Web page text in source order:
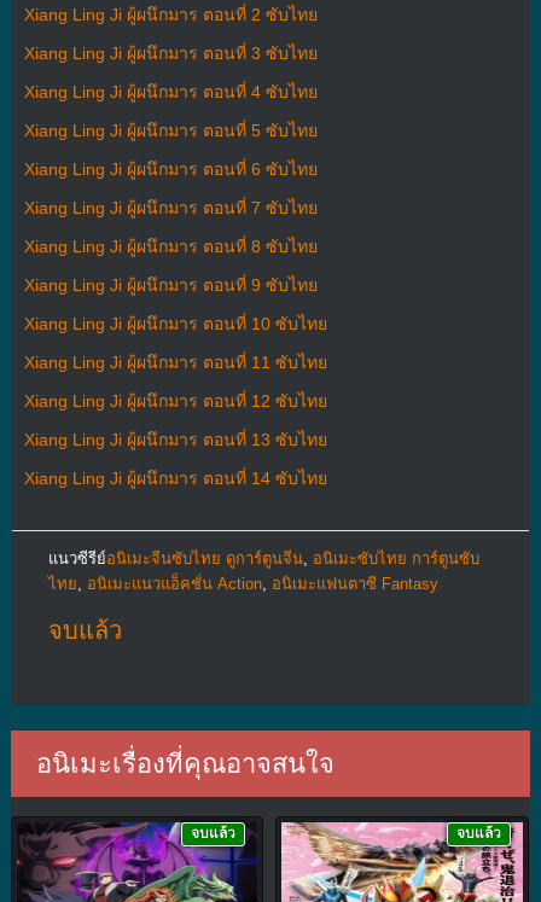
Xiang Ling Ji ผู้ผนึกมาร ตอนที่ 2 ซับไทย
Xiang Ling Ji ผู้ผนึกมาร ตอนที่ 3 ซับไทย
Xiang Ling Ji ผู้ผนึกมาร ตอนที่ 4 ซับไทย
Xiang Ling Ji ผู้ผนึกมาร ตอนที่ 5 ซับไทย
Xiang Ling Ji ผู้ผนึกมาร ตอนที่ 6 ซับไทย
Xiang Ling Ji ผู้ผนึกมาร ตอนที่ 7 ซับไทย
Xiang Ling Ji ผู้ผนึกมาร ตอนที่ 8 ซับไทย
Xiang Ling Ji ผู้ผนึกมาร ตอนที่ 9 ซับไทย
Xiang Ling Ji ผู้ผนึกมาร ตอนที่ 10 ซับไทย
Xiang Ling Ji ผู้ผนึกมาร ตอนที่ 11 ซับไทย
Xiang Ling Ji ผู้ผนึกมาร ตอนที่ 12 ซับไทย
Xiang Ling Ji ผู้ผนึกมาร ตอนที่ 13 ซับไทย
Xiang Ling Ji ผู้ผนึกมาร ตอนที่ 14 ซับไทย
แนวซีรีย์อนิเมะจีนซับไทย ดูการ์ตูนจีน, อนิเมะซับไทย การ์ตูนซับ
ไทย, อนิเมะแนวแอ็คชั่น Action, อนิเมะแฟนตาซี Fantasy
จบแล้ว
อนิเมะเรื่องที่คุณอาจสนใจ
จบแล้ว จบแล้ว